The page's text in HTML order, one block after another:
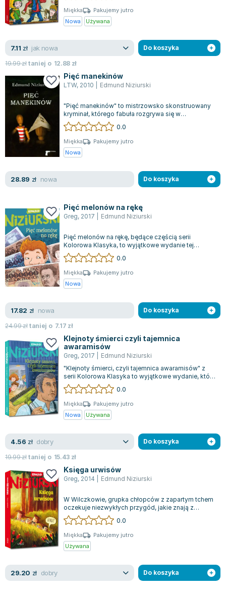
Miękka
Pakujemy jutro
Nowa
Używana
7.11 zł jak nowa
19.99złtaniej o 12.88 zł
Do koszyka
Pięć manekinów
LTW, 2010 Edmund Niziurski
"Pięć manekinów" to mistrzowsko skonstruowany
kryminał, którego fabuła rozgrywa się w
warszawskich dzielnicach Bielany i Saska Kęp...
0.0
Miękka
Pakujemy jutro
Nowa
28.89 zł nowa Do koszyka
Pięć melonów na rękę
Greg, 2017 Edmund Niziurski
Pięć melonów na rękę, będące częścią serii
Kolorowa Klasyka, to wyjątkowe wydanie tej
powieści, charakteryzujące się niezwykle pię...
0.0
Miękka
Pakujemy jutro
Nowa
17.82 zł nowa
24.99złtaniej o 7.17 zł
Do koszyka
Klejnoty śmierci czyli tajemnica
awaramisów
Greg, 2017
Edmund Niziurski
"Klejnoty śmierci, czyli tajemnica awaramisów" z
serii Kolorowa Klasyka to wyjątkowe wydanie, które
można uznać za najpiękniejsze...
0.0
Miękka
Pakujemy jutro
Nowa
Używana
4.56 zł dobry
19.99złtaniej o 15.43 zł
Do koszyka
Księga urwisów
Greg, 2014 Edmund Niziurski
W Wilczkowie, grupka chłopców z zapartym tchem
oczekuje niezwykłych przygód, jakie znają z
filmów. Ich marzeniem jest, by w ich ma...
0.0
Miękka
Pakujemy jutro
Używana
29.20 zł dobry Do koszyka